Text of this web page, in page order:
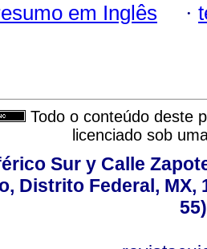
em Inglês ·
Todo o conteúdo deste
licenciado sob
Sur y Calle
Distrito Federal, MX,